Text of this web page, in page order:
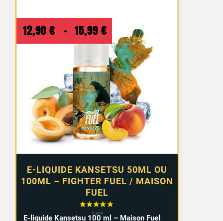
E-LIQUIDE KANSETSU 50ML OU
100ML – FIGHTER FUEL / MAISON
FUEL
12,90 € – 15,99 €
Plage
de
prix :
12,90 €
à
15,99 €
E-liquide Kansetsu 100 ml – Maison Fuel